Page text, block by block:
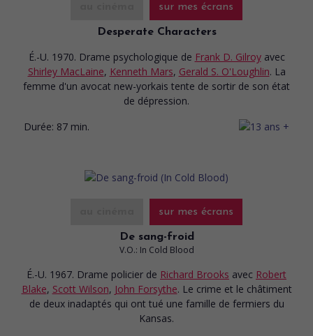
sur mes écrans
Desperate Characters
É.-U. 1970. Drame psychologique de Frank D. Gilroy avec
Shirley MacLaine, Kenneth Mars, Gerald S. O'Loughlin. La
femme d'un avocat new-yorkais tente de sortir de son état
de dépression.
Durée: 87 min.
sur mes écrans
De sang-froid
V.O.: In Cold Blood
É.-U. 1967. Drame policier de Richard Brooks avec Robert
Blake, Scott Wilson, John Forsythe. Le crime et le châtiment
de deux inadaptés qui ont tué une famille de fermiers du
Kansas.